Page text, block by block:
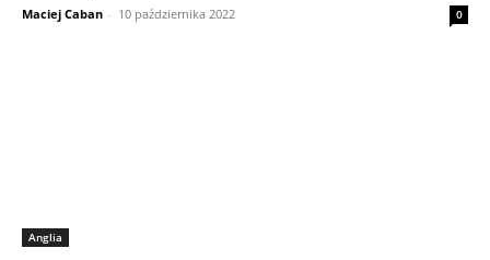
Maciej Caban - 10 października 2022 0
Anglia